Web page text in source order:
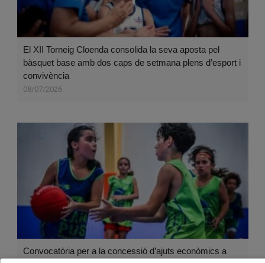
El XII Torneig Cloenda consolida la seva aposta pel
bàsquet base amb dos caps de setmana plens d’esport i
convivència
08/07/2026
Convocatòria per a la concessió d’ajuts econòmics a